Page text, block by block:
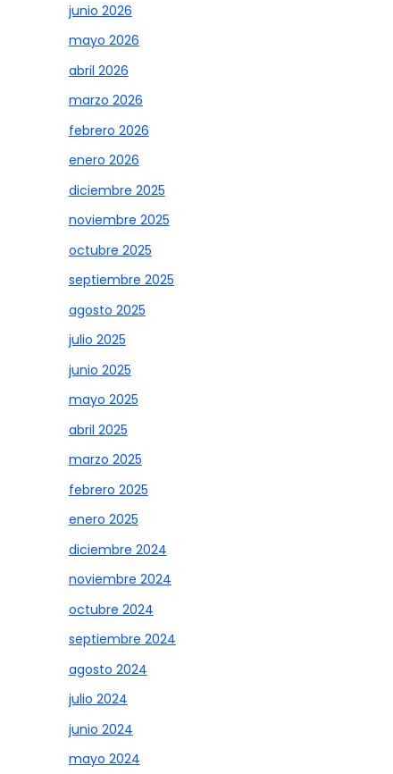
junio 2026
mayo 2026
abril 2026
marzo 2026
febrero 2026
enero 2026
diciembre 2025
noviembre 2025
octubre 2025
septiembre 2025
agosto 2025
julio 2025
junio 2025
mayo 2025
abril 2025
marzo 2025
febrero 2025
enero 2025
diciembre 2024
noviembre 2024
octubre 2024
septiembre 2024
agosto 2024
julio 2024
junio 2024
mayo 2024